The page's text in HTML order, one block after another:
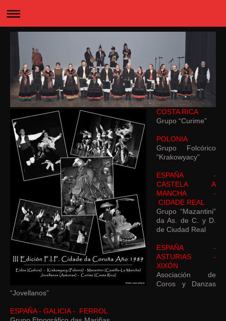
COSTA RICA
Grupo “Curime”
POLONIA
Grupo Folcórico
“Krakowyacy”
ESPAÑA -
CASTELA A
MANCHA -
CIDADE REAL
Grupo “Mazantini”
da As. de C. y D.
de Ciudad Real
ESPAÑA -
ASTURIAS -
XIXÓN
Asociación de
Coros y Danzas
“Jovellanos”
ESPAÑA - GALICIA - FERROL